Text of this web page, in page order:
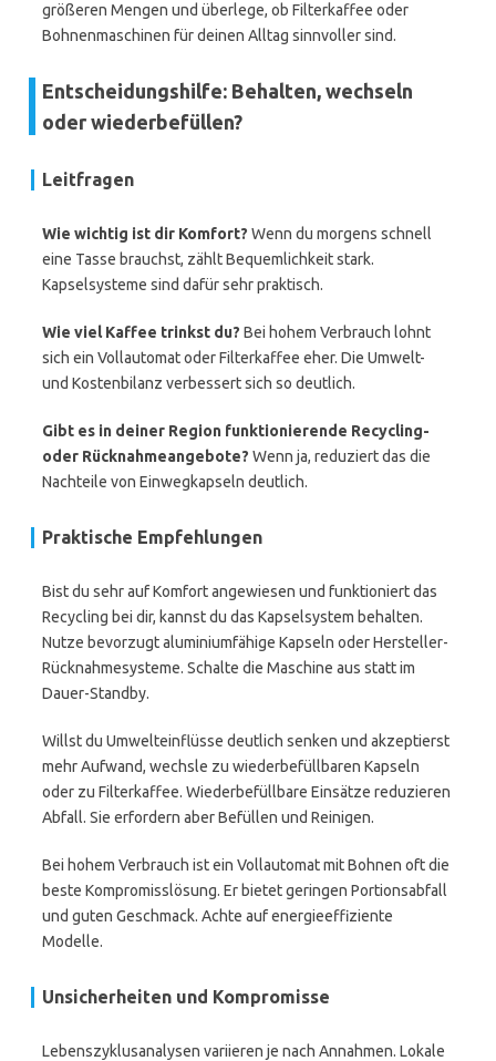
größeren Mengen und überlege, ob Filterkaffee oder
Bohnenmaschinen für deinen Alltag sinnvoller sind.
Entscheidungshilfe: Behalten, wechseln
oder wiederbefüllen?
Leitfragen
Wie wichtig ist dir Komfort? Wenn du morgens schnell
eine Tasse brauchst, zählt Bequemlichkeit stark.
Kapselsysteme sind dafür sehr praktisch.
Wie viel Kaffee trinkst du? Bei hohem Verbrauch lohnt
sich ein Vollautomat oder Filterkaffee eher. Die Umwelt-
und Kostenbilanz verbessert sich so deutlich.
Gibt es in deiner Region funktionierende Recycling-
oder Rücknahmeangebote? Wenn ja, reduziert das die
Nachteile von Einwegkapseln deutlich.
Praktische Empfehlungen
Bist du sehr auf Komfort angewiesen und funktioniert das
Recycling bei dir, kannst du das Kapselsystem behalten.
Nutze bevorzugt aluminiumfähige Kapseln oder Hersteller-
Rücknahmesysteme. Schalte die Maschine aus statt im
Dauer-Standby.
Willst du Umwelteinflüsse deutlich senken und akzeptierst
mehr Aufwand, wechsle zu wiederbefüllbaren Kapseln
oder zu Filterkaffee. Wiederbefüllbare Einsätze reduzieren
Abfall. Sie erfordern aber Befüllen und Reinigen.
Bei hohem Verbrauch ist ein Vollautomat mit Bohnen oft die
beste Kompromisslösung. Er bietet geringen Portionsabfall
und guten Geschmack. Achte auf energieeffiziente
Modelle.
Unsicherheiten und Kompromisse
Lebenszyklusanalysen variieren je nach Annahmen. Lokale